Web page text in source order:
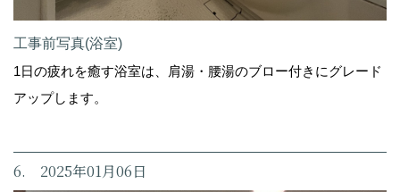
工事前写真(浴室)
1日の疲れを癒す浴室は、肩湯・腰湯のブロー付きにグレード
アップします。
6. 2025年01月06日